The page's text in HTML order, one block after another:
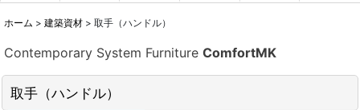
ホーム > 建築資材 > 取手（ハンドル）
Contemporary System Furniture ComfortMK
取手（ハンドル）